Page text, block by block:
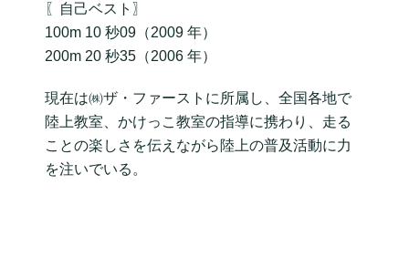
〖自己ベスト〗
100m 10 秒09（2009 年）
200m 20 秒35（2006 年）
現在は㈱ザ・ファーストに所属し、全国各地で
陸上教室、かけっこ教室の指導に携わり、走る
ことの楽しさを伝えながら陸上の普及活動に力
を注いでいる。